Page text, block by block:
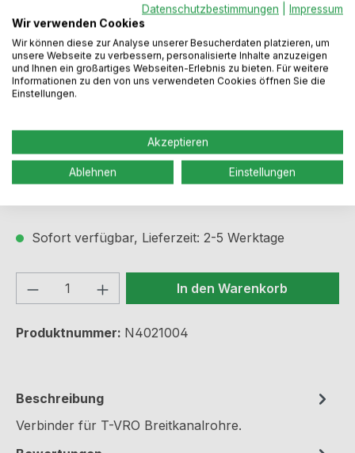
Sofort verfügbar, Lieferzeit: 2-5 Werktage
Produkt Anzahl: Gib denIn den Warenkorb
Produktnummer: N4021004
Beschreibung
Verbinder für T-VRO Breitkanalrohre.
Datenschutzbestimmungen
Impressum
Wir verwenden Cookies
Wir können diese zur Analyse unserer Besucherdaten platzieren, um
unsere Webseite zu verbessern, personalisierte Inhalte anzuzeigen
und Ihnen ein großartiges Webseiten-Erlebnis zu bieten. Für weitere
Informationen zu den von uns verwendeten Cookies öffnen Sie die
Einstellungen.
Akzeptieren
Ablehnen Einstellungen